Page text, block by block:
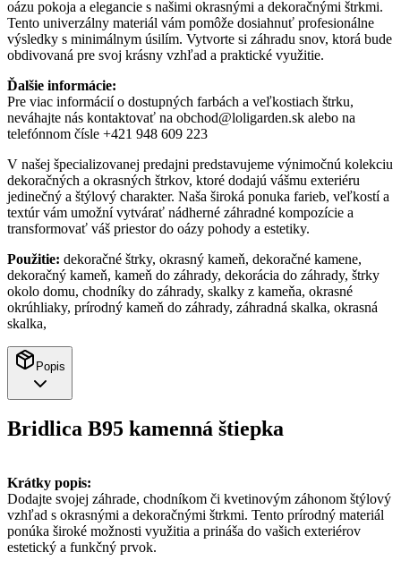
oázu pokoja a elegancie s našimi okrasnými a dekoračnými štrkmi.
Tento univerzálny materiál vám pomôže dosiahnuť profesionálne
výsledky s minimálnym úsilím. Vytvorte si záhradu snov, ktorá bude
obdivovaná pre svoj krásny vzhľad a praktické využitie.
Ďalšie informácie:
Pre viac informácií o dostupných farbách a veľkostiach štrku,
neváhajte nás kontaktovať na obchod@loligarden.sk alebo na
telefónnom čísle +421 948 609 223
V našej špecializovanej predajni predstavujeme výnimočnú kolekciu
dekoračných a okrasných štrkov, ktoré dodajú vášmu exteriéru
jedinečný a štýlový charakter. Naša široká ponuka farieb, veľkostí a
textúr vám umožní vytvárať nádherné záhradné kompozície a
transformovať váš priestor do oázy pohody a estetiky.
Použitie: dekoračné štrky, okrasný kameň, dekoračné kamene,
dekoračný kameň, kameň do záhrady, dekorácia do záhrady, štrky
okolo domu, chodníky do záhrady, skalky z kameňa, okrasné
okrúhliaky, prírodný kameň do záhrady, záhradná skalka, okrasná
skalka,
Popis
Bridlica B95 kamenná štiepka
Krátky popis:
Dodajte svojej záhrade, chodníkom či kvetinovým záhonom štýlový
vzhľad s okrasnými a dekoračnými štrkmi. Tento prírodný materiál
ponúka široké možnosti využitia a prináša do vašich exteriérov
estetický a funkčný prvok.